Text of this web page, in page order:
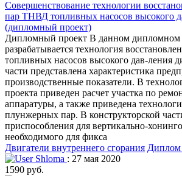
Совершенствование технологии
пар ТНВД топливных насосов высокого
(дипломный проект)
Дипломный проект В данном дипломном
разрабатывается технология
топливных насосов высокого дав-ления
части представлена характеристика
производственные показатели. В
проекта приведен расчет участка по
аппаратуры, а также приведена
плунжерных пар. В конструкторской
приспособления для вертикально-
необходимого для фикса
Двигатели внутреннего сгорания Диплом
Shloma : 27 мая 2020
1590 руб.